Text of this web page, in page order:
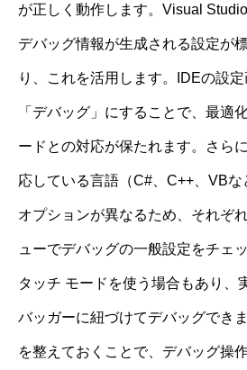
が正しく動作します。Visual
デバッグ情報が生成される設定が
り、これを活用します。IDEの設
「デバッグ」にすることで、最適
ードとの対応が保たれます。さら
応している言語（C#、C++、VB
オプションが異なるため、それぞ
ューでデバッグの一般設定をチェ
タッチ モードを使う場合もあり、
バッガーに紐づけてデバッグでき
を整えておくことで、デバッグ操